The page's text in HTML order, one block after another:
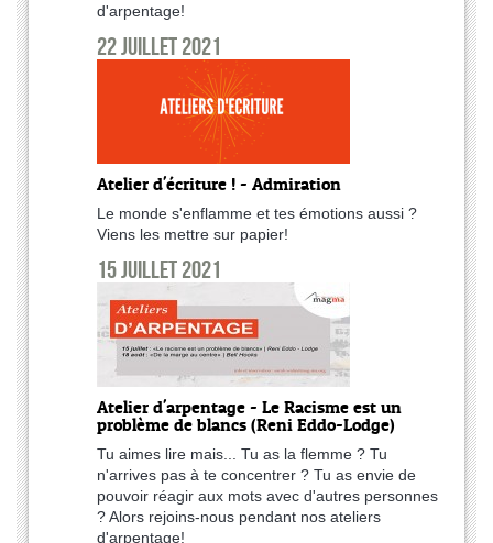
d'arpentage!
22 juillet 2021
Atelier d'écriture ! - Admiration
Le monde s'enflamme et tes émotions aussi ?
Viens les mettre sur papier!
15 juillet 2021
Atelier d'arpentage - Le Racisme est un
problème de blancs (Reni Eddo-Lodge)
Tu aimes lire mais... Tu as la flemme ? Tu
n'arrives pas à te concentrer ? Tu as envie de
pouvoir réagir aux mots avec d'autres personnes
? Alors rejoins-nous pendant nos ateliers
d'arpentage!